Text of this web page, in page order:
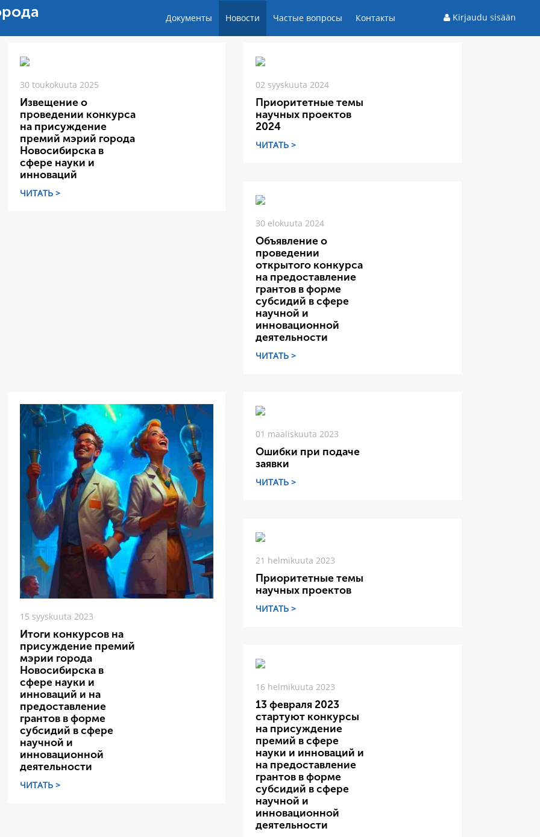
Документы Новости Частые вопросы Контакты Kirjaudu sisään
30 toukokuuta 2025
Извещение о
проведении конкурса
на присуждение
премий мэрий города
Новосибирска в
сфере науки и
инноваций
ЧИТАТЬ >
02 syyskuuta 2024
Приоритетные темы
научных проектов
2024
ЧИТАТЬ >
30 elokuuta 2024
Объявление о
проведении
открытого конкурса
на предоставление
грантов в форме
субсидий в сфере
научной и
инновационной
деятельности
ЧИТАТЬ >
15 syyskuuta 2023
Итоги конкурсов на
присуждение премий
мэрии города
Новосибирска в
сфере науки и
инноваций и на
предоставление
грантов в форме
субсидий в сфере
научной и
инновационной
деятельности
ЧИТАТЬ >
01 maaliskuuta 2023
Ошибки при подаче
заявки
ЧИТАТЬ >
21 helmikuuta 2023
Приоритетные темы
научных проектов
ЧИТАТЬ >
16 helmikuuta 2023
13 февраля 2023
стартуют конкурсы
на присуждение
премий в сфере
науки и инноваций и
на предоставление
грантов в форме
субсидий в сфере
научной и
инновационной
деятельности